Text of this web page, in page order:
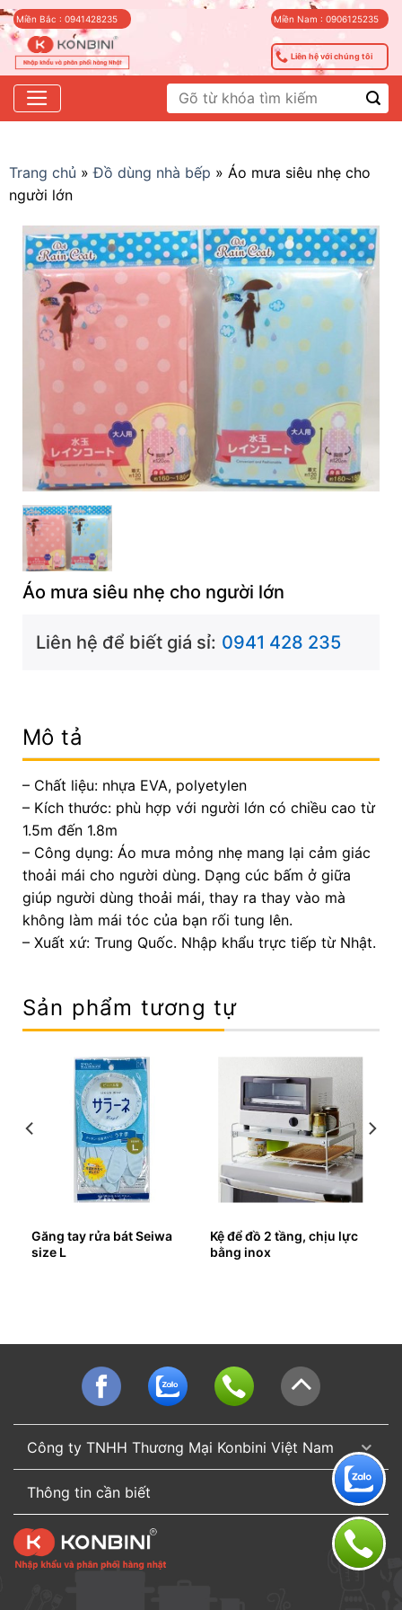
Skip
to
content
Miền Bắc : 0941428235 Miền Nam : 0906125235
Liên hệ với chúng tôi
Tìm
kiếm:
Trang chủ »Đồ dùng nhà bếp » Áo mưa siêu nhẹ cho
người lớn
Áo mưa siêu nhẹ cho người lớn
Liên hệ để biết giá sỉ: 0941 428 235
Mô tả
– Chất liệu: nhựa EVA, polyetylen
– Kích thước: phù hợp với người lớn có chiều cao từ
1.5m đến 1.8m
– Công dụng: Áo mưa mỏng nhẹ mang lại cảm giác
thoải mái cho người dùng. Dạng cúc bấm ở giữa
giúp người dùng thoải mái, thay ra thay vào mà
không làm mái tóc của bạn rối tung lên.
– Xuất xứ: Trung Quốc. Nhập khẩu trực tiếp từ Nhật.
Sản phẩm tương tự
Găng tay rửa bát Seiwa
size L
Kệ để đồ 2 tầng, chịu lực
bằng inox
Công ty TNHH Thương Mại Konbini Việt Nam
Thông tin cần biết